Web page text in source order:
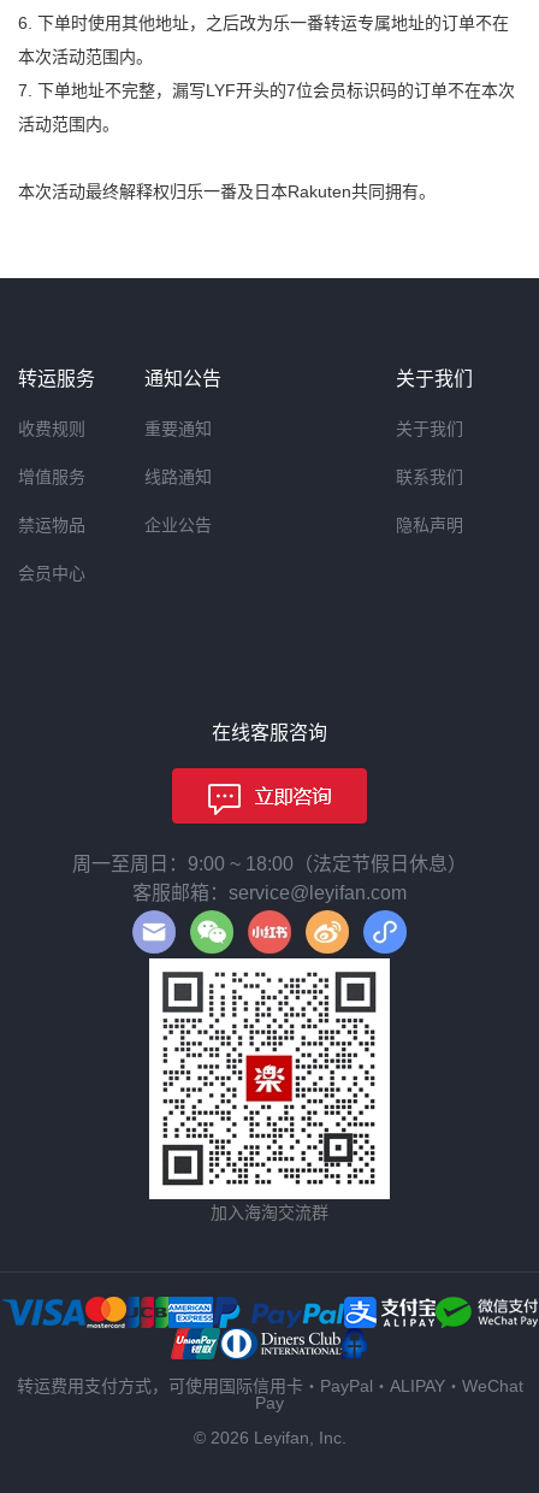
6. 下单时使用其他地址，之后改为乐一番转运专属地址的订单不在
本次活动范围内。
7. 下单地址不完整，漏写LYF开头的7位会员标识码的订单不在本次
活动范围内。
本次活动最终解释权归乐一番及日本Rakuten共同拥有。
转运服务
收费规则
增值服务
禁运物品
会员中心
通知公告
重要通知
线路通知
企业公告
关于我们
关于我们
联系我们
隐私声明
在线客服咨询
周一至周日：9:00 ~ 18:00（法定节假日休息）
客服邮箱：service@leyifan.com
加入海淘交流群
转运费用支付方式，可使用国际信用卡・PayPal・ALIPAY・WeChat
Pay
© 2026 Leyifan, Inc.